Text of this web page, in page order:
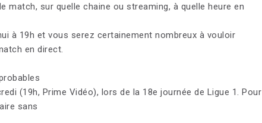
match, sur quelle chaine ou streaming, à quelle heure en
à 19h et vous serez certainement nombreux à vouloir
en direct.
(19h, Prime Vidéo), lors de la 18e journée de Ligue 1. Pour
sans